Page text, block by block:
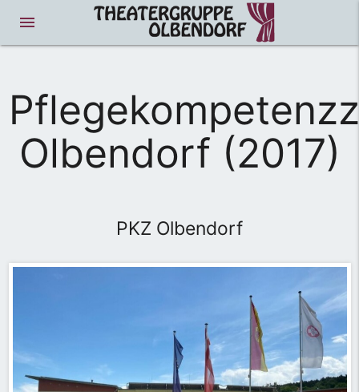
menue
Olbendorf (2017)
PKZ Olbendorf